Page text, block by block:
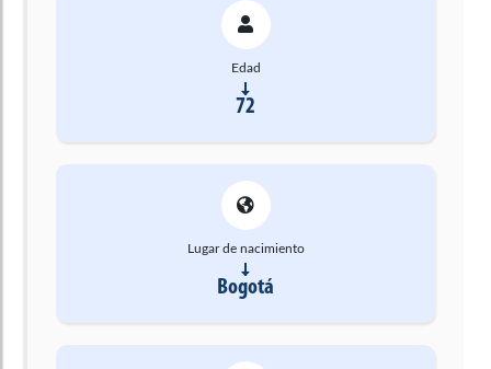
Edad
72
Lugar de nacimiento
Bogotá